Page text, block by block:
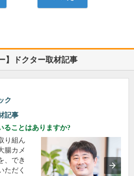
】ドクター取材記事
ク
記事
ることはありますか?
り組ん
腸カメ
、でき
ただく